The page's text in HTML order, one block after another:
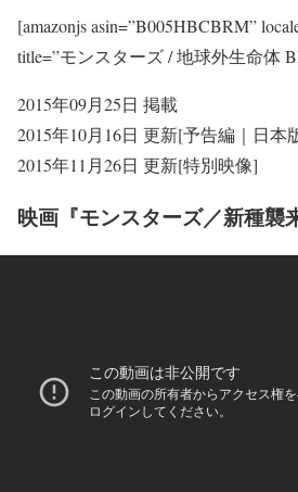
[amazonjs asin=”B005HBCBRM”
title=”モンスターズ / 地球外生命体
2015年09月25日 掲載
2015年10月16日 更新[予告編｜日本
2015年11月26日 更新[特別映像]
映画『モンスターズ／新種襲